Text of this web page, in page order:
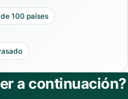
100 países
a continuación?